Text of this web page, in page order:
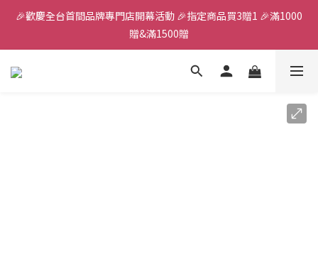
全館滿千免運
🎉歡慶全台首間品牌專門店開幕活動 🎉指定商品買3贈1 🎉滿1000
贈&滿1500贈
✨首加入會員獲得200元購物金✨生日禮金300元